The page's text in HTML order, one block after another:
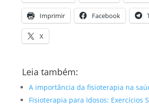
Imprimir Facebook
X
Leia também:
A importância da fisioterapia na
Fisioterapia para Idosos: Exercícios